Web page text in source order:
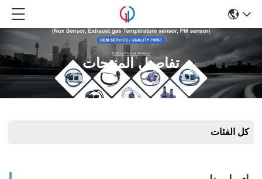
تفاصيل المنتجات
كل الفئات